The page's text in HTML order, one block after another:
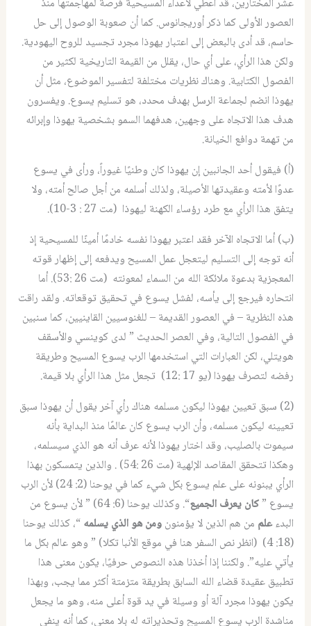
عشر المختارين، قد أعطي لأعداء المسيحية فرصة لمهاجمتها منذ
العصور الأولى كما ذكر أوريجانوس. كما أن صعوبة الوصول إلى حل
حاسم، قد أدى بالبعض إلى اعتبار يهوذا مجرد تجسيد للروح اليهودية.
ولكن هذا الرأي، على أي حال، يقلل من القيمة التاريخية لكثير من
الفصول الكتابية. وهناك نظريات مختلفة لتفسير الموضوع، مثل أن
يهوذا انضم لجماعة الرسل بهدف محدد، هو تسليم يسوع. ويفسرون
هدف هذا الاتجاه على وجهين، هدفهما السمو بشخصية يهوذا وإبرائه
من تهمة دوافع الخيانة.
(أ) فيقول أحد الجانبين إن يهوذا كان وطنيًا غيوراً، ورأى في يسوع
عدوًا لأمته وعقيدتها الأصيلة، ولذلك أسلمه من أجل صالح أمته، ولا
يتفق هذا الرأي مع طرد رؤساء الكهنة ليهوذا (مت 27 : 3-10).
(ب) أما الاتجاه الآخر فقد اعتبر يهوذا نفسه خادمًا أمينًا للمسيحية إذ
أنه توجه إلى التسليم ليتعجل عمل المسيح ويدفعه إلى إظهار قوته
المعجزية بدعوة ملائكة الله من السماء لمعونته (مت 26 :53). أما
انتحاره فيرجع إلى يأسه، لفشل يسوع في تحقيق توقعاته. ولقد راقت
هذه النظرية – في العصور القديمة – للغنوسيين القاينيين، كما سنبين
في الفصول التالية، وفي العصر الحديث ” لدى كوينسي والأسقف
هويتلي، لكن العبارات التي استخدمها الرب يسوع المسيح وطريقة
رفضه لتصرف يهوذا (يو 17 :12) تجعل مثل هذا الرأي بلا قيمة.
(2) سبق تعيين يهوذا ليكون مسلمه هناك رأي آخر يقول أن يهوذا سبق
تعيينه ليكون مسلمه، وأن الرب يسوع كان عالمًا منذ البداية بأنه
سيموت بالصليب، وقد اختار يهوذا لأنه عرف أنه هو الذي سيسلمه،
وهكذا تتحقق المقاصد الإلهية (مت 26 :54) . والذين يتمسكون بهذا
الرأي يبنونه على علم يسوع بكل شيء كما في يوحنا (2: 24) لأن الرب
يسوع ”كان يعرف الجميع
“. وكذلك يوحنا (6: 64) ” لأن يسوع من
البدءعلم من هم الذين لا يؤمنونومن هو الذي يسلمه“، كذلك يوحنا
(18: 4) (انظر نص السفر هنا في موقع الأنبا تكلا) ” وهو عالم بكل ما
يأتي عليه”. ولكننا إذا أخذنا هذه النصوص حرفيًا، يكون معنى هذا
تطبيق عقيدة قضاء الله السابق بطريقة متزمتة أكثر مما يجب، وبهذا
يكون يهوذا مجرد آلة أو وسيلة في يد قوة أعلى منه، وهو ما يجعل
مناشدة الرب يسوع المسيح وتحذيراته له بلا معنى، كما أنه ينفي